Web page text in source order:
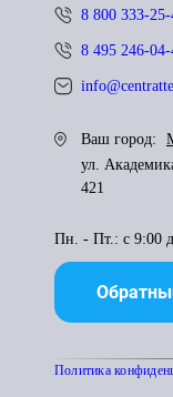
8 800 333-25-
8 495 246-04-
Ваш город:
ул.
421
Пн. - Пт.: с 9:00
Политика